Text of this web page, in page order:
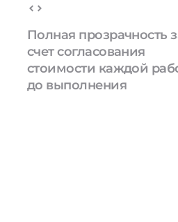
Полная прозрачность
счет согласования
стоимости каждой
до выполнения